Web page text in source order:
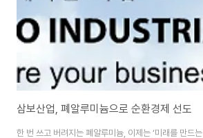
삼보산업, 폐알루미늄으로 순환경제 선도
한 번 쓰고 버려지는 폐알루미늄, 이제는 ‘미래를 만드는